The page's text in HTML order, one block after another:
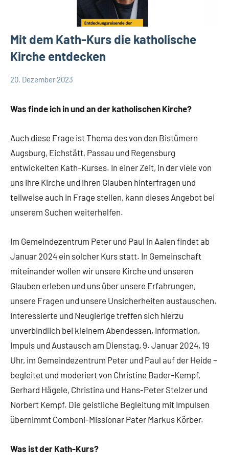
Mit dem Kath-Kurs die katholische
Kirche entdecken
20. Dezember 2023
Was finde ich in und an der katholischen Kirche?
Auch diese Frage ist Thema des von den Bistümern
Augsburg, Eichstätt, Passau und Regensburg
entwickelten Kath-Kurses. In einer Zeit, in der viele von
uns ihre Kirche und ihren Glauben hinterfragen und
teilweise auch in Frage stellen, kann dieses Angebot bei
unserem Suchen weiterhelfen.
Im Gemeindezentrum Peter und Paul in Aalen findet ab
Januar 2024 ein solcher Kurs statt. In Gemeinschaft
miteinander wollen wir unsere Kirche und unseren
Glauben erleben und uns über unsere Erfahrungen,
unsere Fragen und unsere Unsicherheiten austauschen.
Interessierte und Neugierige treffen sich hierzu
unverbindlich bei kleinem Abendessen, Information,
Impuls und Austausch am Dienstag, 9. Januar 2024, 19
Uhr, im Gemeindezentrum Peter und Paul auf der Heide –
begleitet und moderiert von Christine Bader-Kempf,
Gerhard Hägele, Christina und Hans-Peter Stelzer und
Norbert Kempf. Die geistliche Begleitung mit Impulsen
übernimmt Comboni-Missionar Pater Markus Körber.
Was ist der Kath-Kurs?